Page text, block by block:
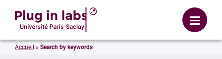
Menu
Accueil » Search by keywords